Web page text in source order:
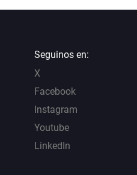
Seguinos en:
X
Facebook
Instagram
Youtube
LinkedIn